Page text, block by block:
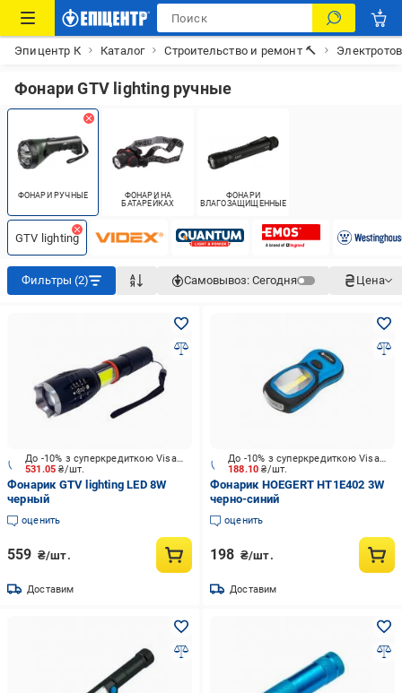
Эпицентр К Каталог Строительство и ремонт 🔨
Фонари GTV lighting ручные
ФОНАРИ РУЧНЫЕ
ФОНАРИ НА
БАТАРЕЙКАХ
ФОНАРИ
ВЛАГОЗАЩИЩЕННЫЕ
GTV lighting
Фильтры (2) Самовывоз: Сегодня Цена
531.05₴/шт.
До -10% з суперкредиткою Visa Вигода
Фонарик GTV lighting LED 8W
черный
оценить
559 ₴/шт.
Доставим
188.10₴/шт.
До -10% з суперкредиткою Visa Вигода
Фонарик HOEGERT HT1E402 3W
черно-синий
оценить
198 ₴/шт.
Доставим